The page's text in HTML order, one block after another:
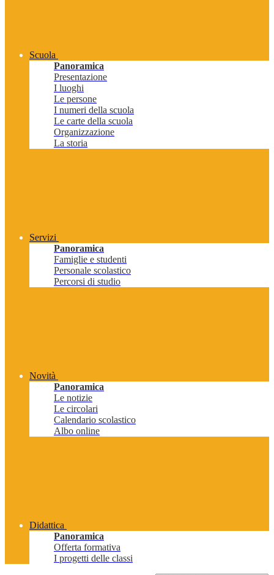
Scuola
Panoramica
Presentazione
I luoghi
Le persone
I numeri della scuola
Le carte della scuola
Organizzazione
La storia
Servizi
Panoramica
Famiglie e studenti
Personale scolastico
Percorsi di studio
Novità
Panoramica
Le notizie
Le circolari
Calendario scolastico
Albo online
Didattica
Panoramica
Offerta formativa
I progetti delle classi